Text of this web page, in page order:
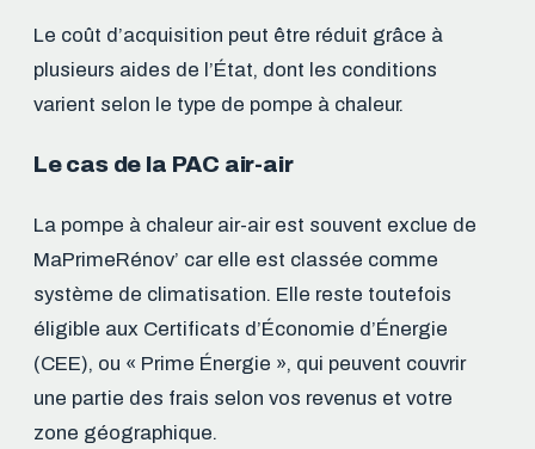
Le coût d’acquisition peut être réduit grâce à
plusieurs aides de l’État, dont les conditions
varient selon le type de pompe à chaleur.
Le cas de la PAC air-air
La pompe à chaleur air-air est souvent exclue de
MaPrimeRénov’ car elle est classée comme
système de climatisation. Elle reste toutefois
éligible aux Certificats d’Économie d’Énergie
(CEE), ou « Prime Énergie », qui peuvent couvrir
une partie des frais selon vos revenus et votre
zone géographique.